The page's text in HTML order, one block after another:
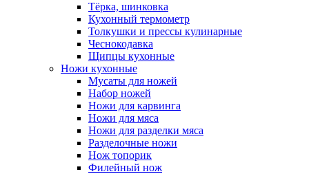
Тëрка, шинковка
Кухонный термометр
Толкушки и прессы кулинарные
Чеснокодавка
Щипцы кухонные
Ножи кухонные
Мусаты для ножей
Набор ножей
Ножи для карвинга
Ножи для мяса
Ножи для разделки мяса
Разделочные ножи
Нож топорик
Филейный нож